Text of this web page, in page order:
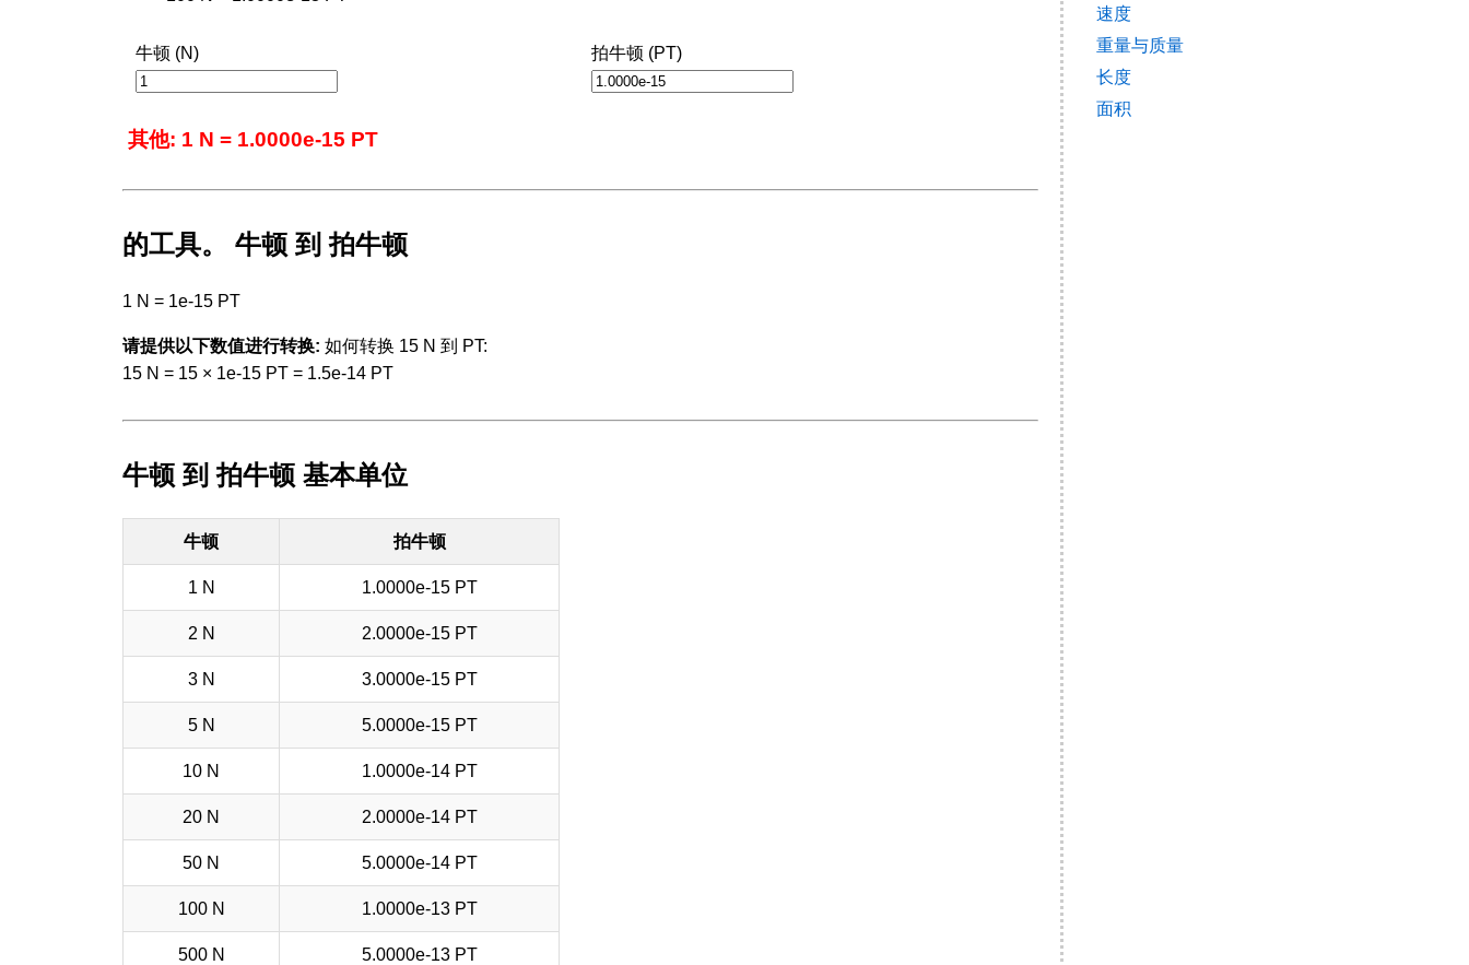
牛顿 (N) 拍牛顿 (PT)
其他: 1 N = 1.0000e-15 PT
的工具。 牛顿 到 拍牛顿
1 N = 1e-15 PT
请提供以下数值进行转换: 如何转换 15 N 到 PT:
15 N = 15 × 1e-15 PT = 1.5e-14 PT
牛顿 到 拍牛顿 基本单位
牛顿 拍牛顿
1 N 1.0000e-15 PT
2 N 2.0000e-15 PT
3 N 3.0000e-15 PT
5 N 5.0000e-15 PT
10 N 1.0000e-14 PT
20 N 2.0000e-14 PT
50 N 5.0000e-14 PT
100 N 1.0000e-13 PT
500 N 5.0000e-13 PT
速度
重量与质量
长度
面积